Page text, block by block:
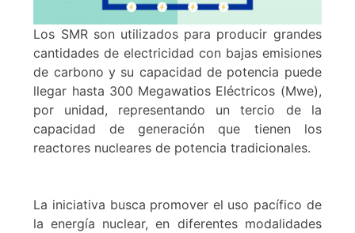
Los SMR son utilizados para producir grandes
cantidades de electricidad con bajas emisiones
de carbono y su capacidad de potencia puede
llegar hasta 300 Megawatios Eléctricos (Mwe),
por unidad, representando un tercio de la
capacidad de generación que tienen los
reactores nucleares de potencia tradicionales.
La iniciativa busca promover el uso pacífico de
la energía nuclear, en diferentes modalidades